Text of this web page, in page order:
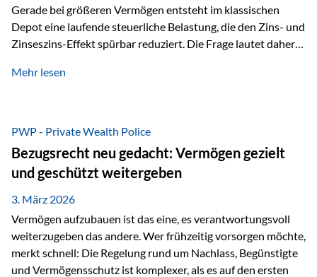
Gerade bei größeren Vermögen entsteht im klassischen
Depot eine laufende steuerliche Belastung, die den Zins- und
Zinseszins-Effekt spürbar reduziert. Die Frage lautet daher:
nicht laufend Kapital entziehen – sondern möglichst lange im
Privatdepot fallen an: Abgeltungssteuer Fondsbesteuerung
(Vorabpauschale, Teilfreistellung) Kein steuerlicher Abzug
der Vermögensverwaltungs-Gebühren /
Depotbankgebühren Jährliches Steuerreporting erforderlich
Zinsen, Dividenden und Kursgewinne werden laufend
besteuert.
Mehr lesen
PWP - Private Wealth Police
Bezugsrecht neu gedacht: Vermögen gezielt
und geschützt weitergeben
3. März 2026
Vermögen aufzubauen ist das eine, es verantwortungsvoll
weiterzugeben das andere. Wer frühzeitig vorsorgen möchte,
merkt schnell: Die Regelung rund um Nachlass, Begünstigte
und Vermögensschutz ist komplexer, als es auf den ersten